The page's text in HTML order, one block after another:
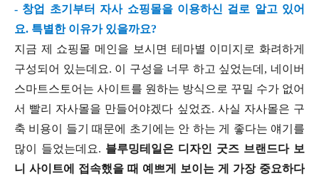
- 창업 초기부터 자사 쇼핑몰을 이용하신 걸로 알고 있어
요. 특별한 이유가 있을까요?
지금 제 쇼핑몰 메인을 보시면 테마별 이미지로 화려하게
구성되어 있는데요. 이 구성을 너무 하고 싶었는데, 네이버
스마트스토어는 사이트를 원하는 방식으로 꾸밀 수가 없어
서 빨리 자사몰을 만들어야겠다 싶었죠. 사실 자사몰은 구
축 비용이 들기 때문에 초기에는 안 하는 게 좋다는 얘기를
많이 들었는데요. 블루밍테일은 디자인 굿즈 브랜드다 보
니 사이트에 접속했을 때 예쁘게 보이는 게 가장 중요하다